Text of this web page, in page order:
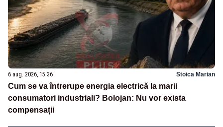
6 aug. 2026, 15:36 Stoica Marian
Cum se va întrerupe energia electrică la marii
consumatori industriali? Bolojan: Nu vor exista
compensații